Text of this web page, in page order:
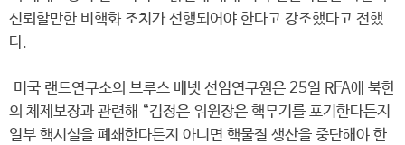
신뢰할만한 비핵화 조치가 선행되어야 한다고 강조했다고 전했
다.
미국 랜드연구소의 브루스 베넷 선임연구원은 25일 RFA에 북한
의 체제보장과 관련해 “김정은 위원장은 핵무기를 포기한다든지
일부 핵시설을 폐쇄한다든지 아니면 핵물질 생산을 중단해야 한